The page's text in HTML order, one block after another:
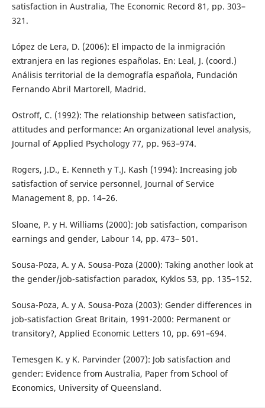
satisfaction in Australia, The Economic Record 81, pp. 303–
321.
López de Lera, D. (2006): El impacto de la inmigración
extranjera en las regiones españolas. En: Leal, J. (coord.)
Análisis territorial de la demografía española, Fundación
Fernando Abril Martorell, Madrid.
Ostroff, C. (1992): The relationship between satisfaction,
attitudes and performance: An organizational level analysis,
Journal of Applied Psychology 77, pp. 963–974.
Rogers, J.D., E. Kenneth y T.J. Kash (1994): Increasing job
satisfaction of service personnel, Journal of Service
Management 8, pp. 14–26.
Sloane, P. y H. Williams (2000): Job satisfaction, comparison
earnings and gender, Labour 14, pp. 473– 501.
Sousa-Poza, A. y A. Sousa-Poza (2000): Taking another look at
the gender/job-satisfaction paradox, Kyklos 53, pp. 135–152.
Sousa-Poza, A. y A. Sousa-Poza (2003): Gender differences in
job-satisfaction Great Britain, 1991-2000: Permanent or
transitory?, Applied Economic Letters 10, pp. 691–694.
Temesgen K. y K. Parvinder (2007): Job satisfaction and
gender: Evidence from Australia, Paper from School of
Economics, University of Queensland.